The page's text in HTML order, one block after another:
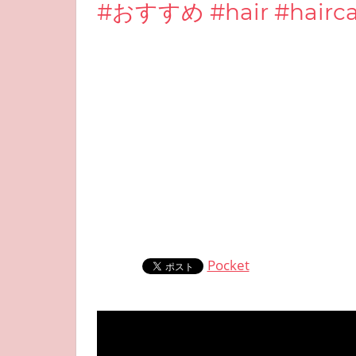
#おすすめ #hair
Pocket